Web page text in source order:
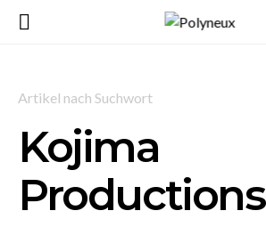
Artikel nach Suchwort
Kojima
Productions